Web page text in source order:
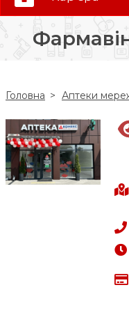
Головна Аптеки